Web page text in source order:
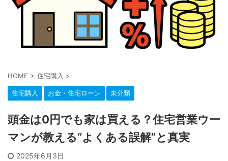
HOME > 住宅購入 >
住宅購入 お金・住宅ローン 未分類
頭金は0円でも家は買える？住宅営業ウー
マンが教える“よくある誤解”と真実
2025年6月3日